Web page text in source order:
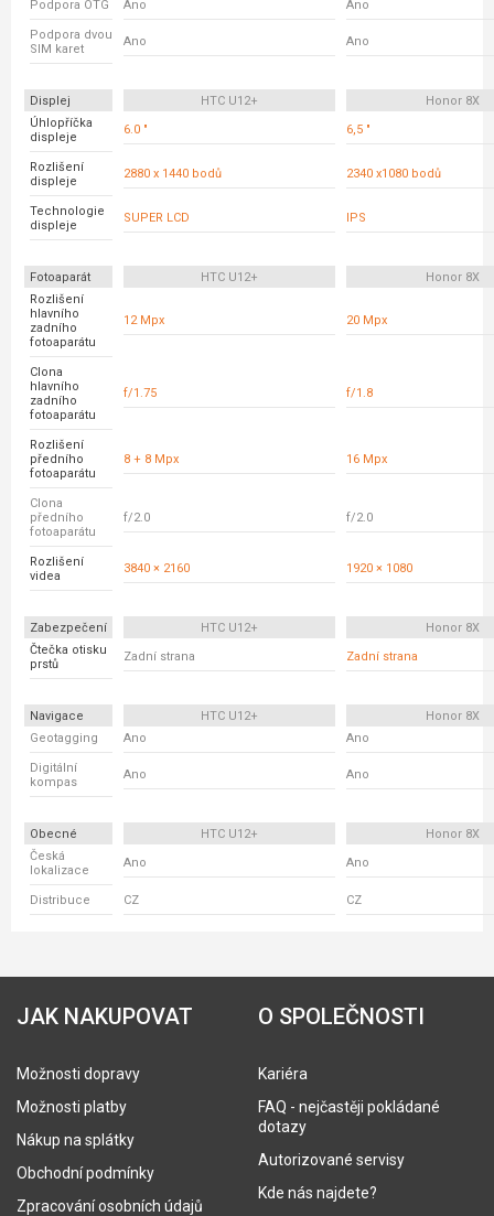
Podpora OTG Ano Ano
Podpora dvou
SIM karet
Ano Ano
Displej HTC U12+
Honor 8X
Úhlopříčka
displeje
6.0 " 6,5 "
Rozlišení
displeje
2880 x 1440 bodů 2340 x1080 bodů
Technologie
displeje
SUPER LCD IPS
Fotoaparát HTC U12+
Honor 8X
Rozlišení
hlavního
zadního
fotoaparátu
12 Mpx 20 Mpx
Clona
hlavního
zadního
fotoaparátu
f/1.75 f/1.8
Rozlišení
předního
fotoaparátu
8 + 8 Mpx 16 Mpx
Clona
předního
fotoaparátu
f/2.0 f/2.0
Rozlišení
videa
3840 × 2160 1920 × 1080
Zabezpečení HTC U12+
Honor 8X
Čtečka otisku
prstů
Zadní strana Zadní strana
Navigace HTC U12+
Honor 8X
Geotagging
Ano Ano
Digitální
kompas
Ano Ano
Obecné HTC U12+
Honor 8X
Česká
lokalizace
Ano Ano
Distribuce CZ CZ
JAK NAKUPOVAT
Možnosti dopravy
Možnosti platby
Nákup na splátky
Obchodní podmínky
Zpracování osobních údajů
O SPOLEČNOSTI
Kariéra
FAQ - nejčastěji pokládané
dotazy
Autorizované servisy
Kde nás najdete?